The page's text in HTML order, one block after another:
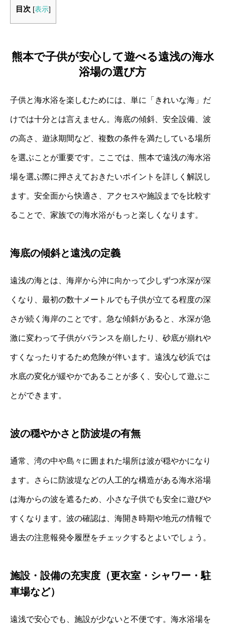
目次 [表示]
熊本で子供が安心して遊べる遠浅の海水
浴場の選び方
子供と海水浴を楽しむためには、単に「きれいな海」だ
けでは十分とは言えません。海底の傾斜、安全設備、波
の高さ、遊泳期間など、複数の条件を満たしている場所
を選ぶことが重要です。ここでは、熊本で遠浅の海水浴
場を選ぶ際に押さえておきたいポイントを詳しく解説し
ます。安全面から快適さ、アクセスや施設までを比較す
ることで、家族での海水浴がもっと楽しくなります。
海底の傾斜と遠浅の定義
遠浅の海とは、海岸から沖に向かって少しずつ水深が深
くなり、最初の数十メートルでも子供が立てる程度の深
さが続く海岸のことです。急な傾斜があると、水深が急
激に変わって子供がバランスを崩したり、砂底が崩れや
すくなったりするため危険が伴います。遠浅な砂浜では
水底の変化が緩やかであることが多く、安心して遊ぶこ
とができます。
波の穏やかさと防波堤の有無
通常、湾の中や島々に囲まれた場所は波が穏やかになり
ます。さらに防波堤などの人工的な構造がある海水浴場
は海からの波を遮るため、小さな子供でも安全に遊びや
すくなります。波の確認は、海開き時期や地元の情報で
過去の注意報発令履歴をチェックするとよいでしょう。
施設・設備の充実度（更衣室・シャワー・駐
車場など）
遠浅で安心でも、施設が少ないと不便です。海水浴場を